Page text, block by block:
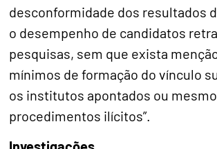
desconformidade dos resultados
o desempenho de candidatos
pesquisas, sem que exista
mínimos de formação do vínculo
os institutos apontados ou
procedimentos ilícitos”.